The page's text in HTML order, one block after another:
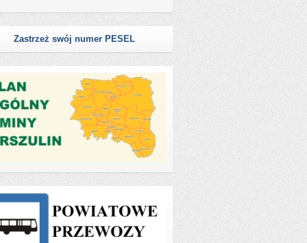
Zastrzeż swój numer PESEL